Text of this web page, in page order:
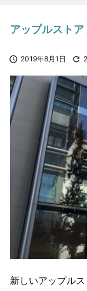
アップルストア
 2019年8月1日 
新しいアップル